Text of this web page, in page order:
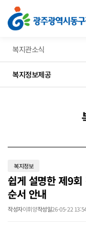
쉽게 설명한 제9회 전국동시지
복지관소식
복지정보제공
복지정보
쉽게 설명한 제9
순서 안내
작성자이휘양작성일26-05-22